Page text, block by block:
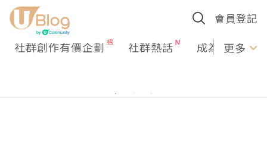
會員登記
社群創作有價企劃 社群熱話 成為U更多